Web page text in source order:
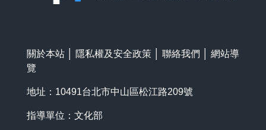
關於本站 隱私權及安全政策 聯絡我們
網站導
覽
地址：10491台北市中山區松江路209號
指導單位：文化部